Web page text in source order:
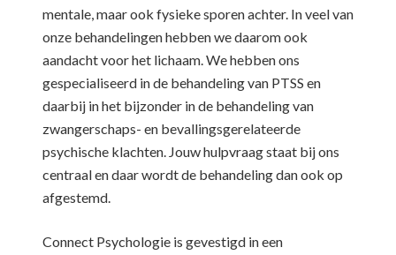
mentale, maar ook fysieke sporen achter. In veel van
onze behandelingen hebben we daarom ook
aandacht voor het lichaam. We hebben ons
gespecialiseerd in de behandeling van PTSS en
daarbij in het bijzonder in de behandeling van
zwangerschaps- en bevallingsgerelateerde
psychische klachten. Jouw hulpvraag staat bij ons
centraal en daar wordt de behandeling dan ook op
afgestemd.
Connect Psychologie is gevestigd in een